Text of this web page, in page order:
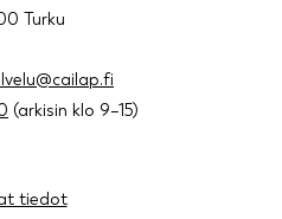
Turku
(arkisin klo 9–15)
tiedot